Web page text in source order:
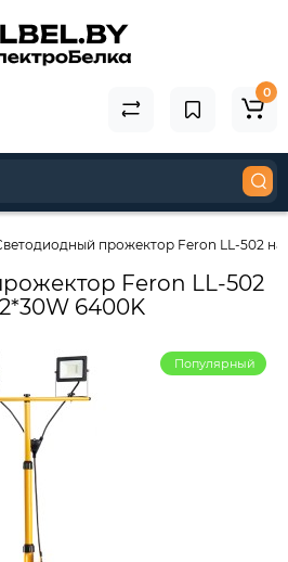
0
прожектор Feron LL-502 на
Feron LL-502
6400K
Популярный